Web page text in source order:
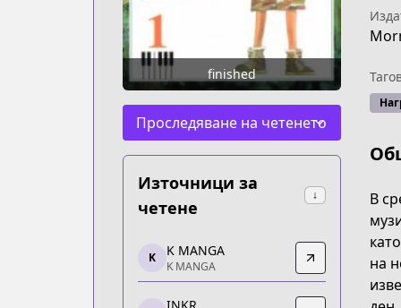
finished
Проследяване на четенето
Източници за
четене
↓
K MANGA
K MANGA
https://kmanga.kodansha.com/title/
K K MANGA
K MANGA
В
на